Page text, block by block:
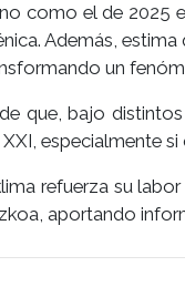
como el de
Además,
un
que, bajo
especialmente
refuerza su
aportando